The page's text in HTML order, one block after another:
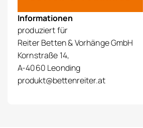
Informationen
produziert für
Reiter Betten & Vorhänge GmbH
Kornstraße 14,
A-4060 Leonding
produkt@bettenreiter.at